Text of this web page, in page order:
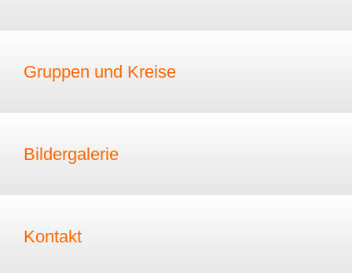
Gruppen und Kreise
Bildergalerie
Kontakt